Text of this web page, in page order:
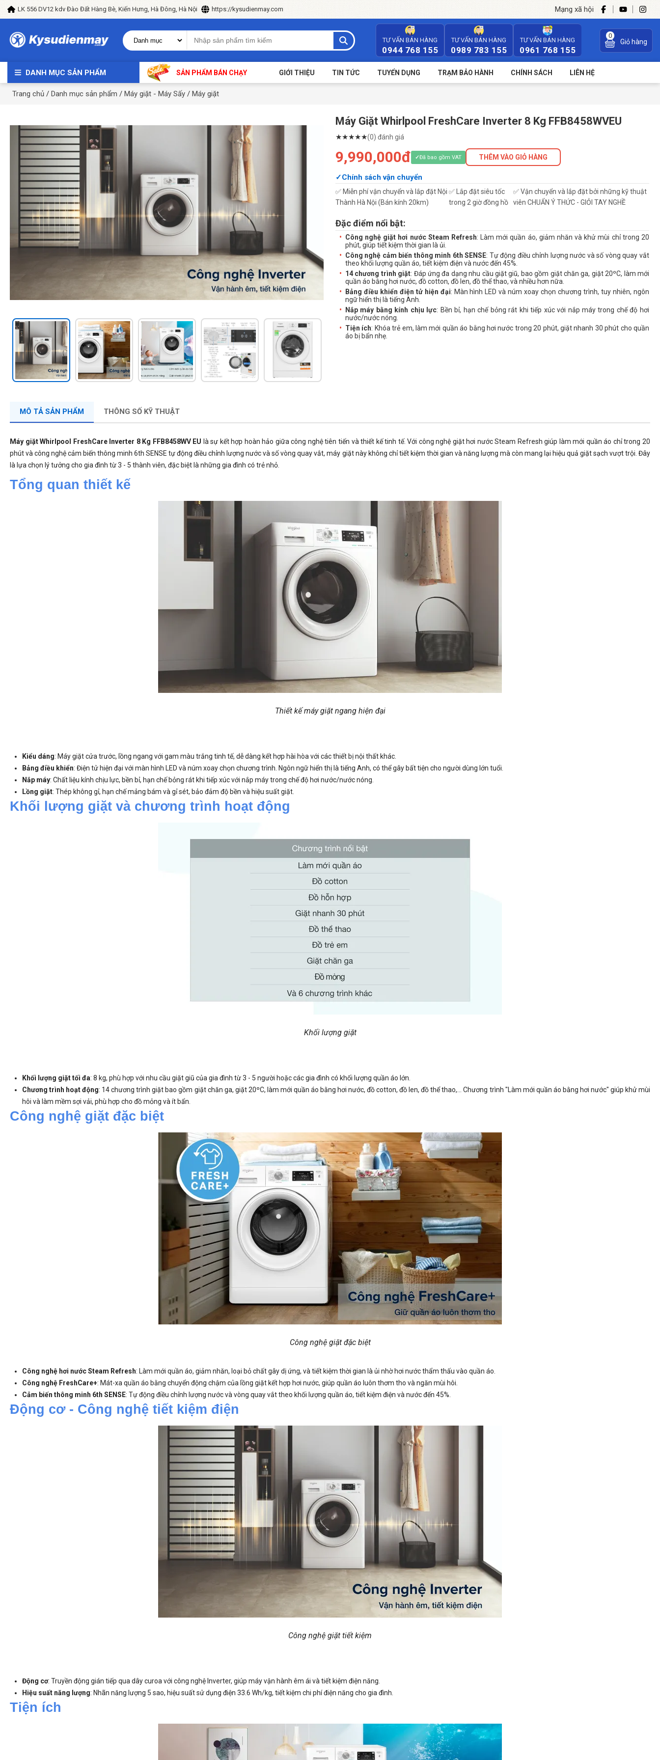
LK 556 DV12 kdv Đào Đất Hàng Bè, Kiến Hưng, Hà Đông, Hà Nội https://kysudienmay.com Mạng xã hội
TƯ VẤN BÁN HÀNG
0944 768 155
TƯ VẤN BÁN HÀNG
0989 783 155
TƯ VẤN BÁN HÀNG
0961 768 155
0
Giỏ hàng
DANH MỤC SẢN PHẨM SẢN PHẨM BÁN CHẠY GIỚI THIỆU TIN TỨC TUYỂN DỤNG TRẠM BẢO HÀNH CHÍNH SÁCH LIÊN HỆ
Trang chủ / Danh mục sản phẩm / Máy giặt - Máy Sấy / Máy giặt
Máy Giặt Whirlpool FreshCare Inverter 8 Kg FFB8458WVEU
★★★★★(0) đánh giá
9,990,000đ Đã bao gồm VAT THÊM VÀO GIỎ HÀNG
Chính sách vận chuyển
✅ Miễn phí vận chuyển và lắp đặt Nội
Thành Hà Nội (Bán kính 20km)
✅ Lắp đặt siêu tốc
trong 2 giờ đồng hồ
✅ Vận chuyển và lắp đặt bởi những kỹ thuật
viên CHUẨN Ý THỨC - GIỎI TAY NGHỀ
Đặc điểm nổi bật:
Công nghệ giặt hơi nước Steam Refresh: Làm mới quần áo, giảm nhăn và khử mùi chỉ trong 20
phút, giúp tiết kiệm thời gian là ủi.
Công nghệ cảm biến thông minh 6th SENSE: Tự động điều chỉnh lượng nước và số vòng quay vắt
theo khối lượng quần áo, tiết kiệm điện và nước đến 45%.
14 chương trình giặt: Đáp ứng đa dạng nhu cầu giặt giũ, bao gồm giặt chăn ga, giặt 20ºC, làm mới
quần áo bằng hơi nước, đồ cotton, đồ len, đồ thể thao, và nhiều hơn nữa.
Bảng điều khiển điện tử hiện đại: Màn hình LED và núm xoay chọn chương trình, tuy nhiên, ngôn
ngữ hiển thị là tiếng Anh.
Nắp máy bằng kính chịu lực: Bền bỉ, hạn chế bỏng rát khi tiếp xúc với nắp máy trong chế độ hơi
nước/nước nóng.
Tiện ích: Khóa trẻ em, làm mới quần áo bằng hơi nước trong 20 phút, giặt nhanh 30 phút cho quần
áo bị bẩn nhẹ.
MÔ TẢ SẢN PHẨM THÔNG SỐ KỸ THUẬT
Máy giặt Whirlpool FreshCare Inverter 8 Kg FFB8458WV EU là sự kết hợp hoàn hảo giữa công nghệ tiên tiến và thiết kế tinh tế. Với công nghệ giặt hơi nước Steam Refresh giúp làm mới quần áo chỉ trong 20
phút và công nghệ cảm biến thông minh 6th SENSE tự động điều chỉnh lượng nước và số vòng quay vắt, máy giặt này không chỉ tiết kiệm thời gian và năng lượng mà còn mang lại hiệu quả giặt sạch vượt trội. Đây
là lựa chọn lý tưởng cho gia đình từ 3 - 5 thành viên, đặc biệt là những gia đình có trẻ nhỏ.
Tổng quan thiết kế
Thiết kế máy giặt ngang hiện đại
Kiểu dáng: Máy giặt cửa trước, lồng ngang với gam màu trắng tinh tế, dễ dàng kết hợp hài hòa với các thiết bị nội thất khác.
Bảng điều khiển: Điện tử hiện đại với màn hình LED và núm xoay chọn chương trình. Ngôn ngữ hiển thị là tiếng Anh, có thể gây bất tiện cho người dùng lớn tuổi.
Nắp máy: Chất liệu kính chịu lực, bền bỉ, hạn chế bỏng rát khi tiếp xúc với nắp máy trong chế độ hơi nước/nước nóng.
Lồng giặt: Thép không gỉ, hạn chế mảng bám và gỉ sét, bảo đảm độ bền và hiệu suất giặt.
Khối lượng giặt và chương trình hoạt động
Khối lượng giặt
Khối lượng giặt tối đa: 8 kg, phù hợp với nhu cầu giặt giũ của gia đình từ 3 - 5 người hoặc các gia đình có khối lượng quần áo lớn.
Chương trình hoạt động: 14 chương trình giặt bao gồm giặt chăn ga, giặt 20ºC, làm mới quần áo bằng hơi nước, đồ cotton, đồ len, đồ thể thao,… Chương trình "Làm mới quần áo bằng hơi nước" giúp khử mùi
hôi và làm mềm sợi vải, phù hợp cho đồ mỏng và ít bẩn.
Công nghệ giặt đặc biệt
Công nghệ giặt đặc biệt
Công nghệ hơi nước Steam Refresh: Làm mới quần áo, giảm nhăn, loại bỏ chất gây dị ứng, và tiết kiệm thời gian là ủi nhờ hơi nước thẩm thấu vào quần áo.
Công nghệ FreshCare+: Mát-xa quần áo bằng chuyển động chậm của lồng giặt kết hợp hơi nước, giúp quần áo luôn thơm tho và ngăn mùi hôi.
Cảm biến thông minh 6th SENSE: Tự động điều chỉnh lượng nước và vòng quay vắt theo khối lượng quần áo, tiết kiệm điện và nước đến 45%.
Động cơ - Công nghệ tiết kiệm điện
Công nghệ giặt tiết kiệm
Động cơ: Truyền động gián tiếp qua dây curoa với công nghệ Inverter, giúp máy vận hành êm ái và tiết kiệm điện năng.
Hiệu suất năng lượng: Nhãn năng lượng 5 sao, hiệu suất sử dụng điện 33.6 Wh/kg, tiết kiệm chi phí điện năng cho gia đình.
Tiện ích